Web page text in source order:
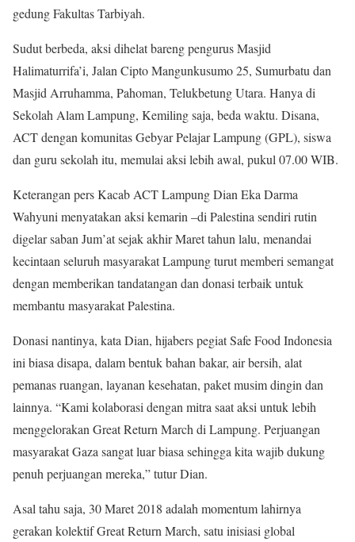
gedung Fakultas Tarbiyah.
Sudut berbeda, aksi dihelat bareng pengurus Masjid
Halimaturrifa’i, Jalan Cipto Mangunkusumo 25, Sumurbatu dan
Masjid Arruhamma, Pahoman, Telukbetung Utara. Hanya di
Sekolah Alam Lampung, Kemiling saja, beda waktu. Disana,
ACT dengan komunitas Gebyar Pelajar Lampung (GPL), siswa
dan guru sekolah itu, memulai aksi lebih awal, pukul 07.00 WIB.
Keterangan pers Kacab ACT Lampung Dian Eka Darma
Wahyuni menyatakan aksi kemarin –di Palestina sendiri rutin
digelar saban Jum’at sejak akhir Maret tahun lalu, menandai
kecintaan seluruh masyarakat Lampung turut memberi semangat
dengan memberikan tandatangan dan donasi terbaik untuk
membantu masyarakat Palestina.
Donasi nantinya, kata Dian, hijabers pegiat Safe Food Indonesia
ini biasa disapa, dalam bentuk bahan bakar, air bersih, alat
pemanas ruangan, layanan kesehatan, paket musim dingin dan
lainnya. “Kami kolaborasi dengan mitra saat aksi untuk lebih
menggelorakan Great Return March di Lampung. Perjuangan
masyarakat Gaza sangat luar biasa sehingga kita wajib dukung
penuh perjuangan mereka,” tutur Dian.
Asal tahu saja, 30 Maret 2018 adalah momentum lahirnya
gerakan kolektif Great Return March, satu inisiasi global